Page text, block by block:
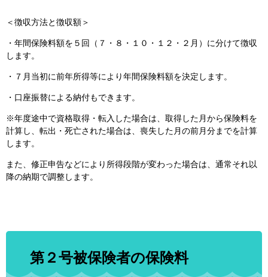
＜徴収方法と徴収額＞
・年間保険料額を５回（７・８・１０・１２・２月）に分けて徴収
します。
・７月当初に前年所得等により年間保険料額を決定します。
・口座振替による納付もできます。
※年度途中で資格取得・転入した場合は、取得した月から保険料を
計算し、転出・死亡された場合は、喪失した月の前月分までを計算
します。
また、修正申告などにより所得段階が変わった場合は、通常それ以
降の納期で調整します。
第２号被保険者の保険料